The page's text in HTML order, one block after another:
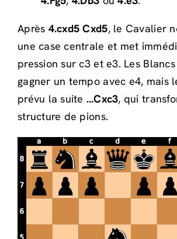
Après 4.cxd5 Cxd5, le Cavalier
une case centrale et met
pression sur c3 et e3. Les
gagner un tempo avec e4, mais
prévu la suite …Cxc3, qui
structure de pions.